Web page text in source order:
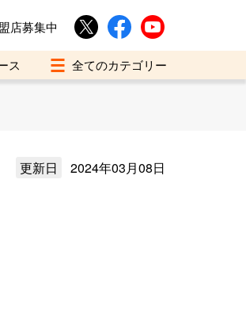
店募集中
ス
更新日 2024年03月08日